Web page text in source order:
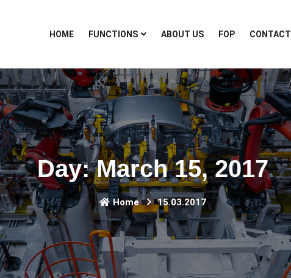
HOME FUNCTIONS ABOUT US FOP CONTACT
Day:March 15, 2017
Home 15.03.2017